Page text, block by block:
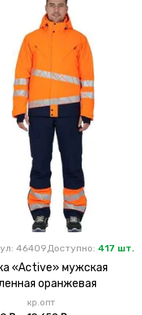
46409Доступно: 417 шт.
«Active» мужская
оранжевая
кр.опт